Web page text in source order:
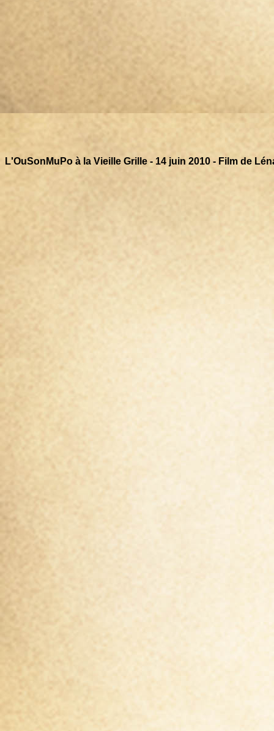
L'OuSonMuPo à la Vieille Grille - 14 juin 2010 - Film de